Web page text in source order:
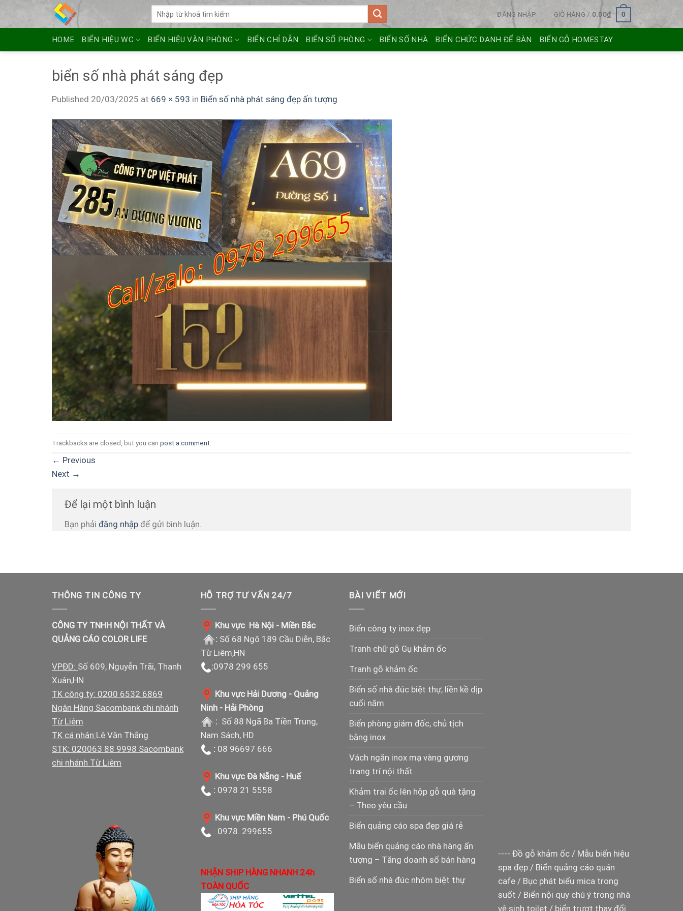
ĐĂNG NHẬP GIỎ HÀNG / 0.00₫ 0
HOME BIỂN HIỆU WC BIỂN HIỆU VĂN PHÒNG BIỂN CHỈ DẪN BIỂN SỐ PHÒNG BIỂN SỐ NHÀ BIỂN CHỨC DANH ĐỂ BÀN BIỂN GỖ HOMESTAY
biển số nhà phát sáng đẹp
Published 20/03/2025 at 669 × 593 in Biển số nhà phát sáng đẹp ấn tượng
Trackbacks are closed, but you can post a comment
← Previous
Next →
Để lại một bình luận
Bạn phải đăng nhập để gửi bình luận.
THÔNG TIN CÔNG TY
CÔNG TY TNHH NỘI THẤT VÀ
QUẢNG CÁO COLOR LIFE
VPĐD: Số 609, Nguyễn Trãi, Thanh
Xuân,HN
TK công ty: 0200 6532 6869
Ngân Hàng Sacombank chi nhánh
Từ Liêm
TK cá nhân:Lê Văn Thắng
STK: 020063 88 9998 Sacombank
chi nhánh Từ Liêm
HỖ TRỢ TƯ VẤN 24/7
Khu vực Hà Nội - Miền Bắc
: Số 68 Ngõ 189 Cầu Diễn, Bắc
Từ Liêm,HN
:0978 299 655
Khu vực Hải Dương - Quảng
Ninh - Hải Phòng
: Số 88 Ngã Ba Tiền Trung,
Nam Sách, HD
: 08 96697 666
Khu vực Đà Nẵng - Huế
: 0978 21 5558
Khu vực Miền Nam - Phú Quốc
: 0978. 299655
NHẬN SHIP HÀNG NHANH 24h
TOÀN QUỐC
BÀI VIẾT MỚI
Biển công ty inox đẹp
Tranh chữ gỗ Gụ khảm ốc
Tranh gỗ khảm ốc
Biển số nhà đúc biệt thự, liền kề dịp
cuối năm
Biển phòng giám đốc, chủ tịch
bằng inox
Vách ngăn inox mạ vàng gương
trang trí nội thất
Khảm trai ốc lên hộp gỗ quà tặng
– Theo yêu cầu
Biển quảng cáo spa đẹp giá rẻ
Mẫu biển quảng cáo nhà hàng ấn
tượng – Tăng doanh số bán hàng
Biển số nhà đúc nhôm biệt thự
---- Đồ gỗ khảm ốc/ Mẫu biển hiệu
spa đẹp/ Biển quảng cáo quán
cafe/ Bục phát biểu mica trong
suốt / Biển nội quy chú ý trong nhà
vệ sinh toilet / biển trượt thay đổi